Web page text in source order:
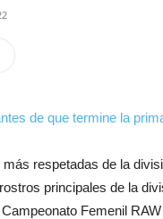
respetadas de la
principales de la
Femenil